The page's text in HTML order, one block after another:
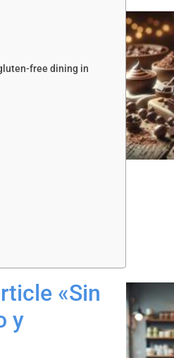
free dining in
«Sin
y